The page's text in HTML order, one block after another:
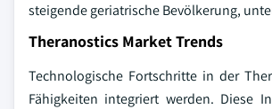
steigende geriatrische Bevölkerung,
Theranostics Market Trends
Technologische Fortschritte in der
Fähigkeiten integriert werden. Diese